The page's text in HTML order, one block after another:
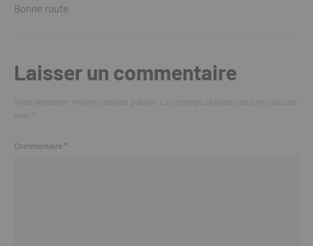
Bonne route
Laisser un commentaire
Commentaire *